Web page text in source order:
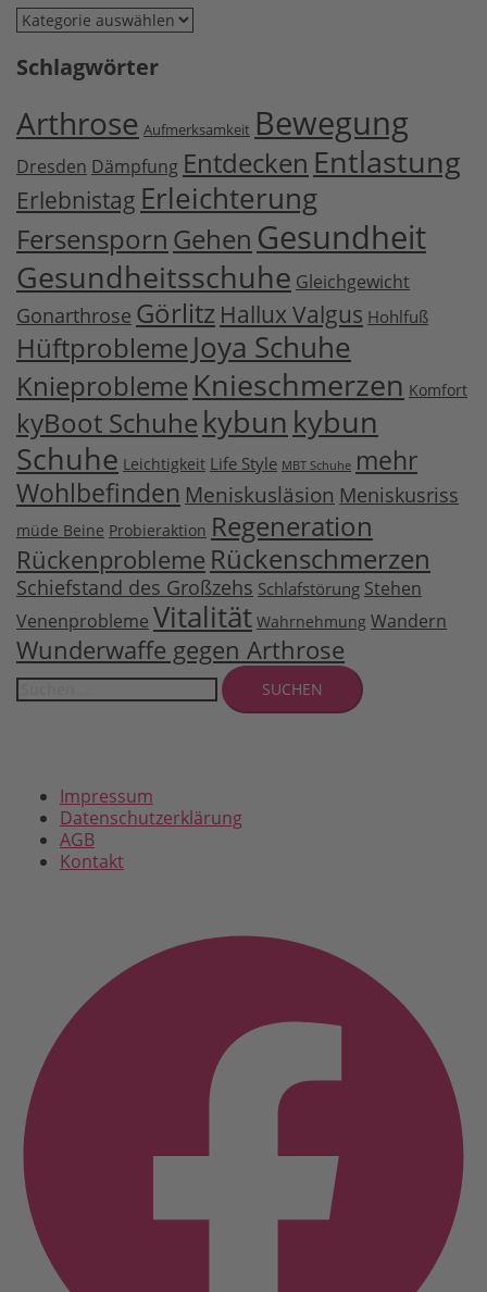
Kategorien
Schlagwörter
Arthrose Aufmerksamkeit Bewegung
Dresden Dämpfung Entdecken Entlastung
Erlebnistag Erleichterung
Fersensporn Gehen Gesundheit
Gesundheitsschuhe Gleichgewicht
Gonarthrose Görlitz Hallux Valgus Hohlfuß
Hüftprobleme Joya Schuhe
Knieprobleme Knieschmerzen Komfort
kyBoot Schuhe kybun kybun
Schuhe Leichtigkeit Life Style MBT Schuhe mehr
Wohlbefinden Meniskusläsion Meniskusriss
müde Beine Probieraktion Regeneration
Rückenprobleme Rückenschmerzen
Schiefstand des Großzehs Schlafstörung Stehen
Venenprobleme Vitalität Wahrnehmung Wandern
Wunderwaffe gegen Arthrose
Suchen
nach:
Impressum
Datenschutzerklärung
AGB
Kontakt